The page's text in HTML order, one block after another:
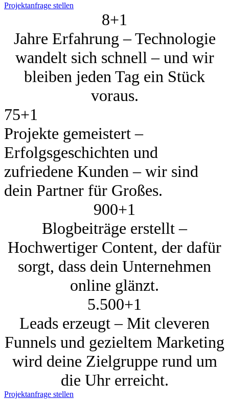
Projektanfrage stellen
8+1
Jahre Erfahrung – Technologie
wandelt sich schnell – und wir
bleiben jeden Tag ein Stück
voraus.
75+1
Projekte gemeistert –
Erfolgsgeschichten und
zufriedene Kunden – wir sind
dein Partner für Großes.
900+1
Blogbeiträge erstellt –
Hochwertiger Content, der dafür
sorgt, dass dein Unternehmen
online glänzt.
5.500+1
Leads erzeugt – Mit cleveren
Funnels und gezieltem Marketing
wird deine Zielgruppe rund um
die Uhr erreicht.
Projektanfrage stellen